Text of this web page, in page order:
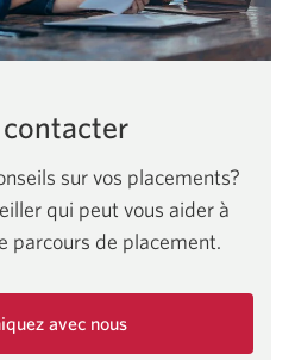
sur vos placements?
qui peut vous aider à
parcours de placement.
avec nous